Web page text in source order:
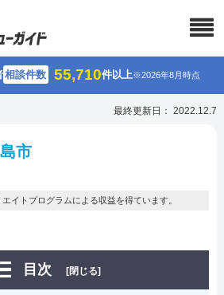
相談件数 55,710件以上※2026年8月時点
最終更新日： 2022.12.7
市
イトプログラムによる収益を得ています。
目次 [閉じる]